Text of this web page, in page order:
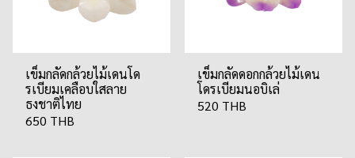
เข็มกลัดกล้วยไม้เดนโด
รเบียมเคลือบใสลาย
ธงชาติไทย
650 THB
เข็มกลัดดอกกล้วยไม้เดน
โดรเบียมนอบิเล่
520 THB